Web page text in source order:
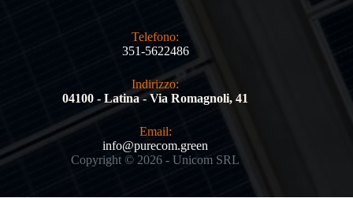
Telefono:
351-5622486
Indirizzo:
​04100 - Latina - Via Romagnoli, 41
Email​:
info@purecom.green
Copyright © 2026 - Unicom SRL